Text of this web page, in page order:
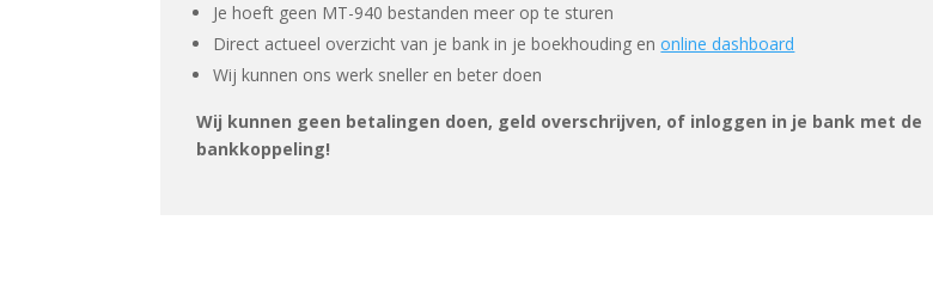
Je hoeft geen MT-940 bestanden meer op te sturen
Direct actueel overzicht van je bank in je boekhouding enonline dashboard
Wij kunnen ons werk sneller en beter doen
Wij kunnen geen betalingen doen, geld overschrijven, of inloggen in je bank met de
bankkoppeling!